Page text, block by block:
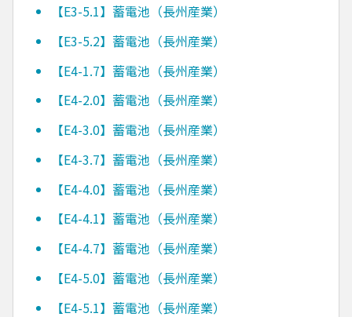
【E3-5.1】蓄電池（長州産業）
【E3-5.2】蓄電池（長州産業）
【E4-1.7】蓄電池（長州産業）
【E4-2.0】蓄電池（長州産業）
【E4-3.0】蓄電池（長州産業）
【E4-3.7】蓄電池（長州産業）
【E4-4.0】蓄電池（長州産業）
【E4-4.1】蓄電池（長州産業）
【E4-4.7】蓄電池（長州産業）
【E4-5.0】蓄電池（長州産業）
【E4-5.1】蓄電池（長州産業）